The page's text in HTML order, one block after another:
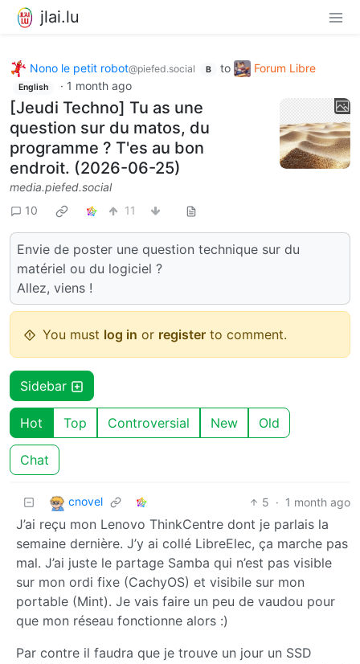
jlai.lu
Nono le petit robot@piefed.social B to Forum Libre
English · 1 month ago
[Jeudi Techno] Tu as une
question sur du matos, du
programme ? T'es au bon
endroit. (2026-06-25)
media.piefed.social
10
11
Envie de poster une question technique sur du
matériel ou du logiciel ?
Allez, viens !
You must log in or register to comment.
Sidebar
Hot Top Controversial New Old
Chat
cnovel 5 · 1 month ago
J’ai reçu mon Lenovo ThinkCentre dont je parlais la
semaine dernière. J’y ai collé LibreElec, ça marche pas
mal. J’ai juste le partage Samba qui n’est pas visible
sur mon ordi fixe (CachyOS) et visibile sur mon
portable (Mint). Je vais faire un peu de vaudou pour
que mon réseau fonctionne alors :)
Par contre il faudra que je trouve un jour un SSD